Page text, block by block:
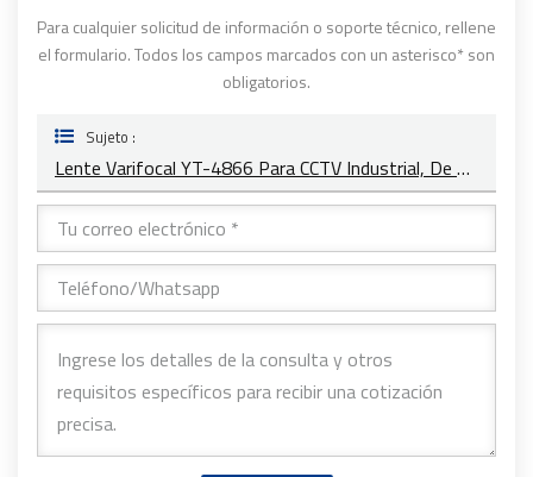
Para cualquier solicitud de información o soporte técnico, rellene
el formulario. Todos los campos marcados con un asterisco* son
obligatorios.
Sujeto :
Lente Varifocal YT-4866 Para CCTV Industrial, De 3 MP Y 1/2,7" Con Montura CS, HD, IR, Para Monitoreo De Seguridad